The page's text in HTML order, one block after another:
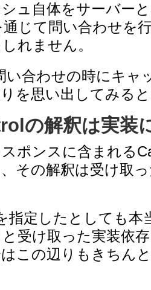
ュ自体をサーバー
通じて問い合わせを
れません。
い合わせの時にキャ
を思い出してみる
の解釈は実装
ポンスに含まれる
その解釈は受け取
指定したとしても本
受け取った実装依
この辺りもきちん